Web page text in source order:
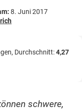
8. Juni 2017
Durchschnitt:4,27
schwere,